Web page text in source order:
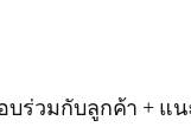
บร่วมกับลูกค้า + แน